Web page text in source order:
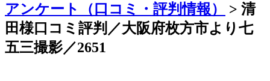
アンケート（口コミ・評判情報）
> 清
田様口コミ評判／大阪府枚方市より七
五三撮影／2651